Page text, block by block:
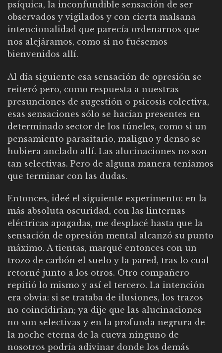
psíquica, la inconfundible sensación de ser
observados y vigilados y con cierta malsana
intencionalidad que parecía ordenarnos que
nos alejáramos, como si no fuésemos
bienvenidos allí.
Al día siguiente esa sensación de opresión se
reiteró pero, como respuesta a nuestras
presunciones de sugestión o psicosis colectiva,
esas sensaciones sólo se hacían presentes en
determinado sector de los túneles, como si un
pensamiento parasitario, maligno y denso se
hubiera anclado allí. Las alucinaciones no son
tan selectivas. Pero de alguna manera teníamos
que terminar con las dudas.
Entonces, ideé el siguiente experimento: en la
más absoluta oscuridad, con las linternas
eléctricas apagadas, me desplacé hasta que la
sensación de opresión mental alcanzó su punto
máximo. A tientas, marqué entonces con un
trozo de carbón el suelo y la pared, tras lo cual
retorné junto a los otros. Otro compañero
repitió lo mismo y así el tercero. La intención
era obvia: si se trataba de ilusiones, los trazos
no coincidirían; ya dije que las alucinaciones
no son selectivas y en la profunda negrura de
la noche eterna de la cueva ninguno de
nosotros podría adivinar donde los demás